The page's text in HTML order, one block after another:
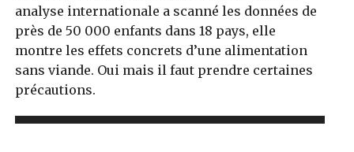
analyse internationale a scanné les données de
près de 50 000 enfants dans 18 pays, elle
montre les effets concrets d’une alimentation
sans viande. Oui mais il faut prendre certaines
précautions.
Lecteur